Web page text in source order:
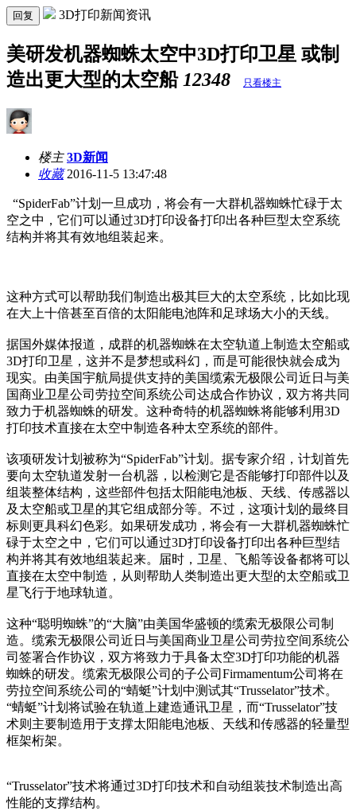
回复 3D打印新闻资讯
美研发机器蜘蛛太空中3D打印卫星 或制
造出更大型的太空船 12348 只看楼主
楼主 3D新闻
收藏2016-11-5 13:47:48
“SpiderFab”计划一旦成功，将会有一大群机器蜘蛛忙碌于太
空之中，它们可以通过3D打印设备打印出各种巨型太空系统
结构并将其有效地组装起来。
这种方式可以帮助我们制造出极其巨大的太空系统，比如比现
在大上十倍甚至百倍的太阳能电池阵和足球场大小的天线。
据国外媒体报道，成群的机器蜘蛛在太空轨道上制造太空船或
3D打印卫星，这并不是梦想或科幻，而是可能很快就会成为
现实。由美国宇航局提供支持的美国缆索无极限公司近日与美
国商业卫星公司劳拉空间系统公司达成合作协议，双方将共同
致力于机器蜘蛛的研发。这种奇特的机器蜘蛛将能够利用3D
打印技术直接在太空中制造各种太空系统的部件。
该项研发计划被称为“SpiderFab”计划。据专家介绍，计划首先
要向太空轨道发射一台机器，以检测它是否能够打印部件以及
组装整体结构，这些部件包括太阳能电池板、天线、传感器以
及太空船或卫星的其它组成部分等。不过，这项计划的最终目
标则更具科幻色彩。如果研发成功，将会有一大群机器蜘蛛忙
碌于太空之中，它们可以通过3D打印设备打印出各种巨型结
构并将其有效地组装起来。届时，卫星、飞船等设备都将可以
直接在太空中制造，从则帮助人类制造出更大型的太空船或卫
星飞行于地球轨道。
这种“聪明蜘蛛”的“大脑”由美国华盛顿的缆索无极限公司制
造。缆索无极限公司近日与美国商业卫星公司劳拉空间系统公
司签署合作协议，双方将致力于具备太空3D打印功能的机器
蜘蛛的研发。缆索无极限公司的子公司Firmamentum公司将在
劳拉空间系统公司的“蜻蜓”计划中测试其“Trusselator”技术。
“蜻蜓”计划将试验在轨道上建造通讯卫星，而“Trusselator”技
术则主要制造用于支撑太阳能电池板、天线和传感器的轻量型
框架桁架。
“Trusselator”技术将通过3D打印技术和自动组装技术制造出高
性能的支撑结构。